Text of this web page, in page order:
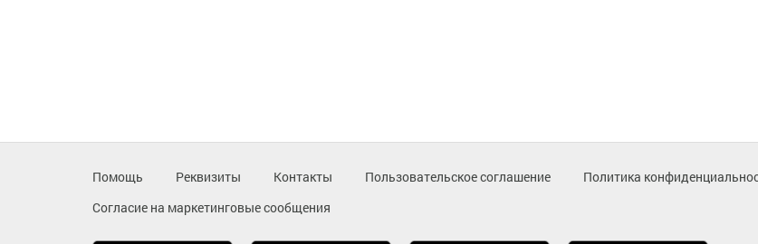
Помощь Реквизиты Контакты Пользовательское соглашение
Политика
Согласие на маркетинговые сообщения